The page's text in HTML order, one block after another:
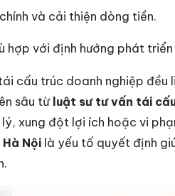
và cải thiện dòng tiền.
hợp với định hướng phát triển
cấu trúc doanh nghiệp
sâu từ luật sư tư vấn tái
xung đột lợi ích hoặc vi
Nội là yếu tố quyết định